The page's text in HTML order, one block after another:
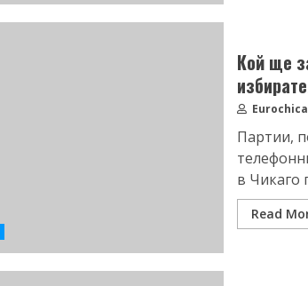
Кой ще
Партии,
в Чикаго
Read